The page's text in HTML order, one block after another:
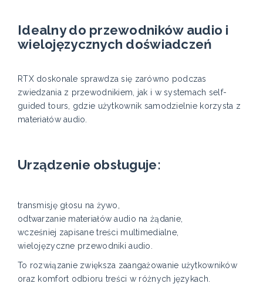
Idealny do przewodników audio i
wielojęzycznych doświadczeń
RTX doskonale sprawdza się zarówno podczas
zwiedzania z przewodnikiem, jak i w systemach self-
guided tours, gdzie użytkownik samodzielnie korzysta z
materiałów audio.
Urządzenie obsługuje:
transmisję głosu na żywo,
odtwarzanie materiałów audio na żądanie,
wcześniej zapisane treści multimedialne,
wielojęzyczne przewodniki audio.
To rozwiązanie zwiększa zaangażowanie użytkowników
oraz komfort odbioru treści w różnych językach.